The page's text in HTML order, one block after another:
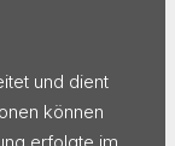
und dient
können